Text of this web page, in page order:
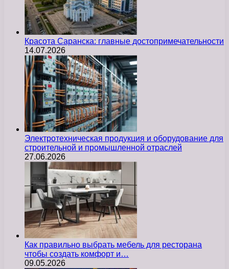
Красота Саранска: главные достопримечательности
14.07.2026
Электротехническая продукция и оборудование для
строительной и промышленной отраслей
27.06.2026
Как правильно выбрать мебель для ресторана
чтобы создать комфорт и…
09.05.2026